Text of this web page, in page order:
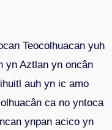
Teocolhuacan yuh
yn Aztlan yn oncân
auh yn ic amo
ca no yntoca
ynpan acico yn